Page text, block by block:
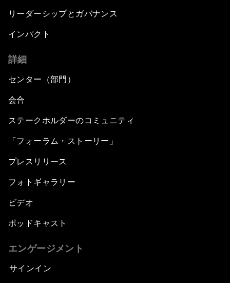
リーダーシップとガバナンス
インパクト
詳細
センター（部門）
会合
ステークホルダーのコミュニティ
「フォーラム・ストーリー」
プレスリリース
フォトギャラリー
ビデオ
ポッドキャスト
エンゲージメント
サインイン